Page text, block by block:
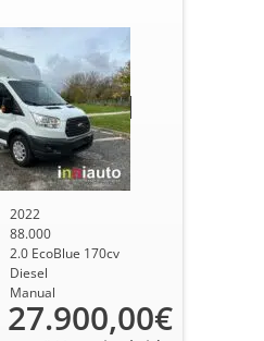
2022
88.000
2.0 EcoBlue 170cv
Diesel
Manual
27.900,00€